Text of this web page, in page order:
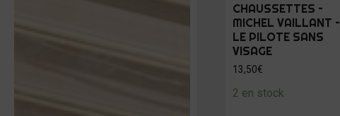
CHAUSSETTES –
MICHEL VAILLANT –
LE PILOTE SANS
VISAGE
13,50€
2 en stock